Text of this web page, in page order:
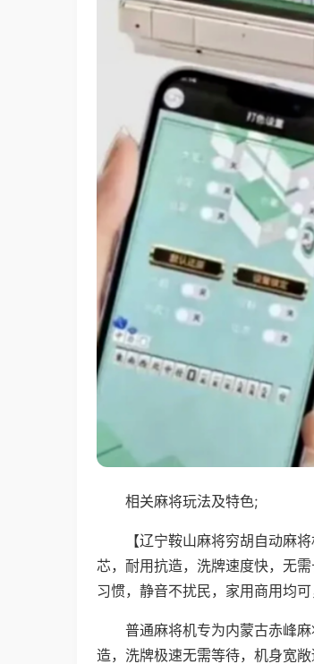
相关麻将玩法及特色;
【辽宁鞍山麻将穷胡自动麻
芯，耐用抗造，洗牌速度快，无
习惯，静音不扰民，家用商用均可
普通麻将机专为内蒙古赤峰
造，洗牌极速无需等待，机身宽敞